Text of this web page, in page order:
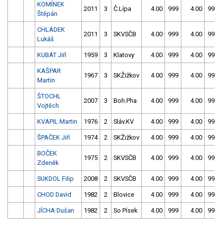
KOMÍNEK
Štěpán
2011 3 Č.Lípa 4.00 999 4.00 999
CHLÁDEK
Lukáš
2011 3 SKVSČB 4.00 999 4.00 999
KUBÁT Jiří 1959 3 Klatovy 4.00 999 4.00 999
KAŠPAR
Martin
1967 3 SKŽižkov 4.00 999 4.00 999
ŠTOCHL
Vojtěch
2007 3 Boh.Pha 4.00 999 4.00 999
KVAPIL Martin 1976 2 Sláv.KV 4.00 999 4.00 999
ŠPAČEK Jiří 1974 2 SKŽižkov 4.00 999 4.00 999
BOČEK
Zdeněk
1975 2 SKVSČB 4.00 999 4.00 999
SUKDOL Filip 2008 2 SKVSČB 4.00 999 4.00 999
CHOD David 1982 2 Blovice 4.00 999 4.00 999
JÍCHA Dušan 1982 2 So Písek 4.00 999 4.00 999